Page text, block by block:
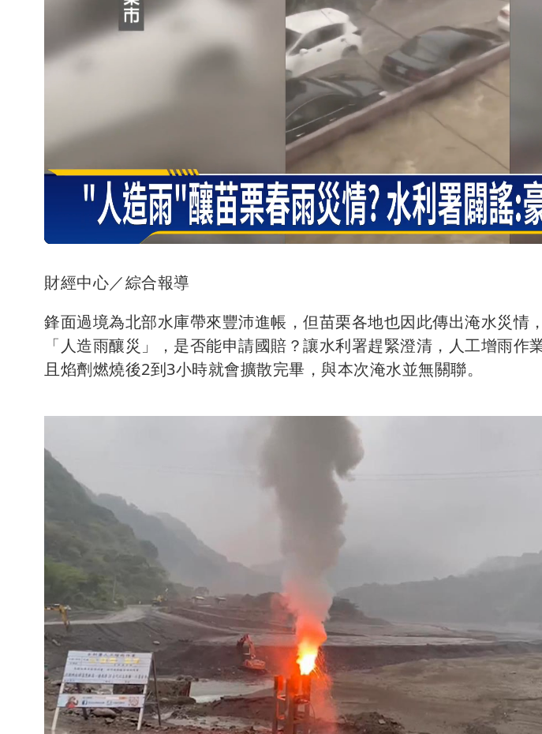
財經中心／綜合報導
鋒面過境為北部水庫帶來豐沛進帳，但苗栗各地也因此傳出淹水災情
「人造雨釀災」，是否能申請國賠？讓水利署趕緊澄清，人工增雨作
且焰劑燃燒後2到3小時就會擴散完畢，與本次淹水並無關聯。